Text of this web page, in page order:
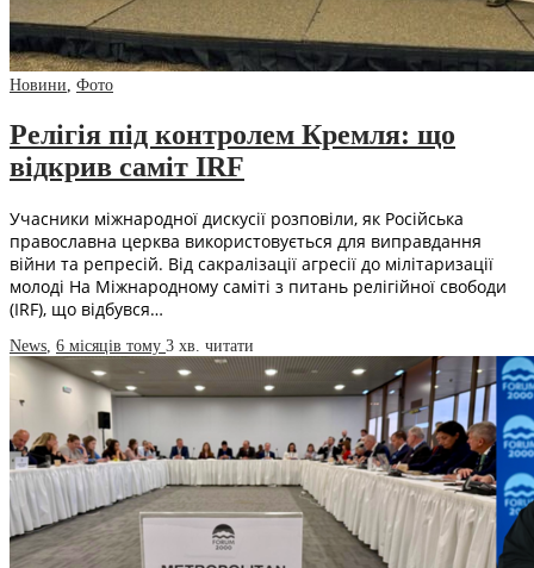
Новини, Фото
Релігія під контролем Кремля: що
відкрив саміт IRF
Учасники міжнародної дискусії розповіли, як Російська
православна церква використовується для виправдання
війни та репресій. Від сакралізації агресії до мілітаризації
молоді На Міжнародному саміті з питань релігійної свободи
(IRF), що відбувся…
News, 6 місяців тому 3 хв. читати